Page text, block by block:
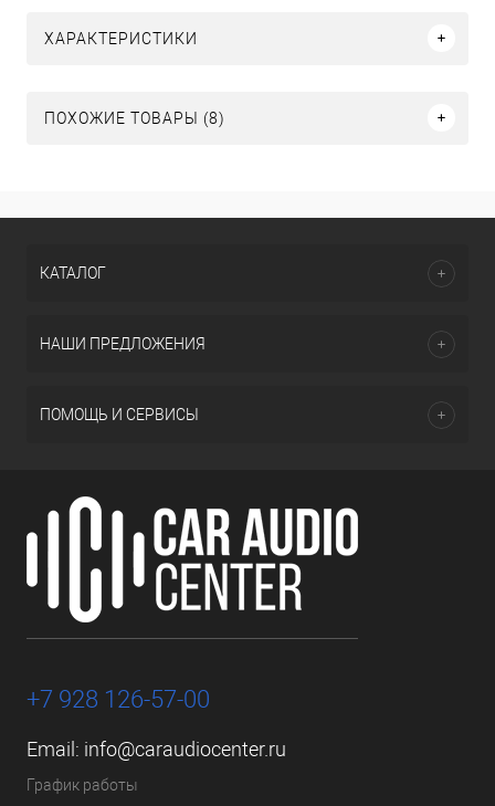
ХАРАКТЕРИСТИКИ
ПОХОЖИЕ ТОВАРЫ (8)
КАТАЛОГ
НАШИ ПРЕДЛОЖЕНИЯ
ПОМОЩЬ И СЕРВИСЫ
+7 928 126-57-00
Email: info@caraudiocenter.ru
График работы